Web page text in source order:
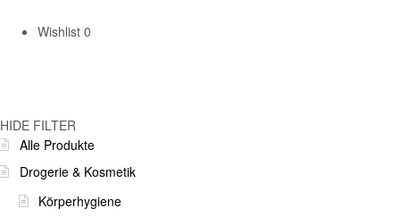
Wishlist 0
HIDE FILTER
Alle Produkte
Drogerie & Kosmetik
Körperhygiene